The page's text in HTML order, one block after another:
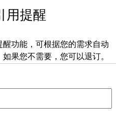
用提醒
功能，可根据您的需求自动
果您不需要，您可以退订。